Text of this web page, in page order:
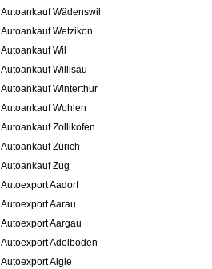
Autoankauf Wädenswil
Autoankauf Wetzikon
Autoankauf Wil
Autoankauf Willisau
Autoankauf Winterthur
Autoankauf Wohlen
Autoankauf Zollikofen
Autoankauf Zürich
Autoankauf Zug
Autoexport Aadorf
Autoexport Aarau
Autoexport Aargau
Autoexport Adelboden
Autoexport Aigle